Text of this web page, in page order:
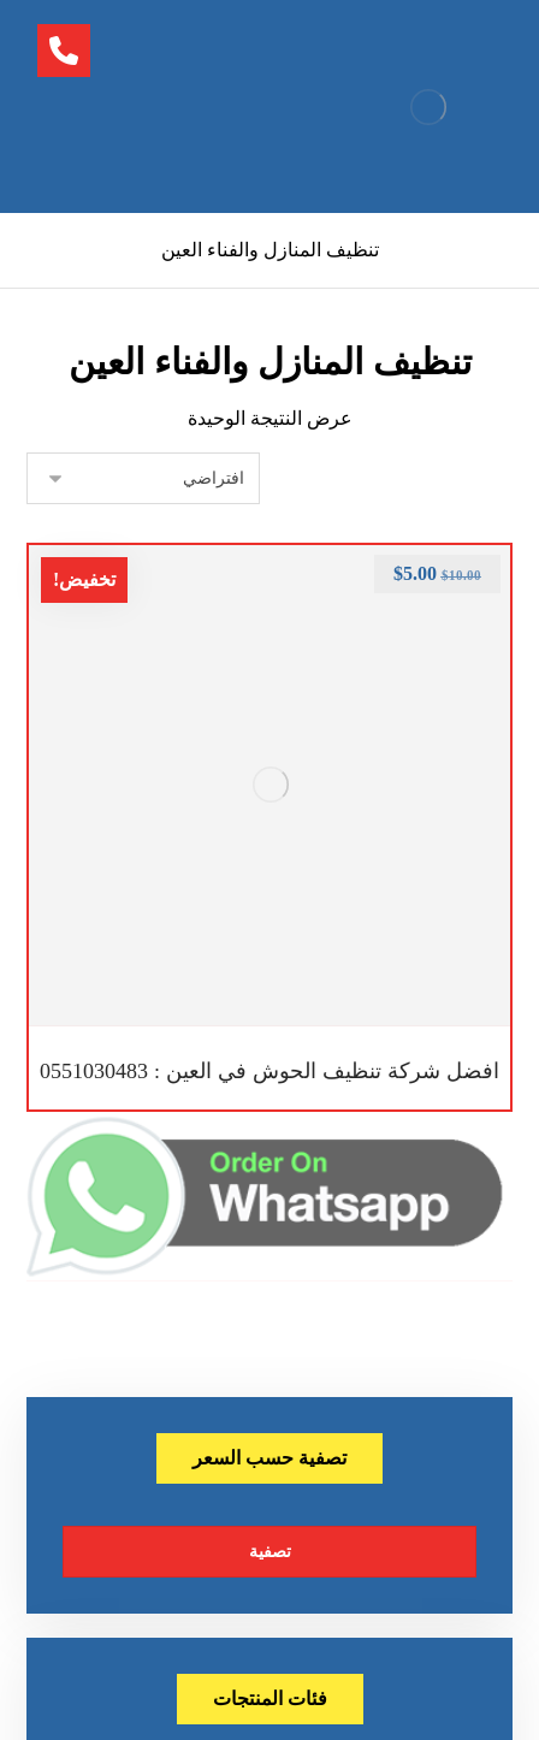
تنظيف المنازل والفناء العين
تنظيف المنازل والفناء العين
عرض النتيجة الوحيدة
تخفيض!
افضل شركة تنظيف الحوش في العين : 0551030483
$10.00
$5.00
تصفية حسب السعر
تصفية
فئات المنتجات